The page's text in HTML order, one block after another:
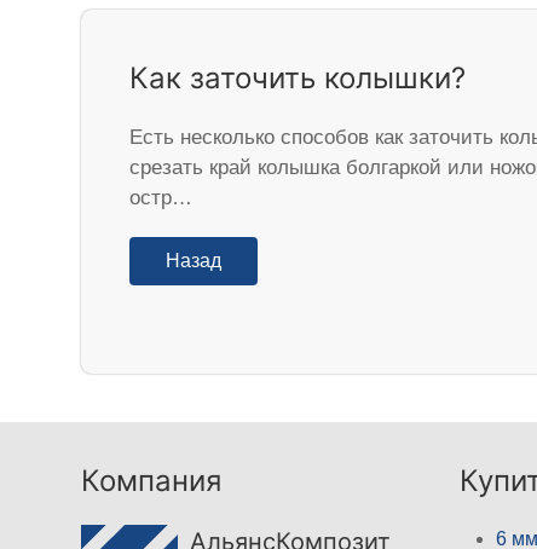
Как заточить колышки?
Есть несколько способов как заточить
срезать край колышка болгаркой или
остр…
Назад
Компания
АльянсКомпозит 6 мм